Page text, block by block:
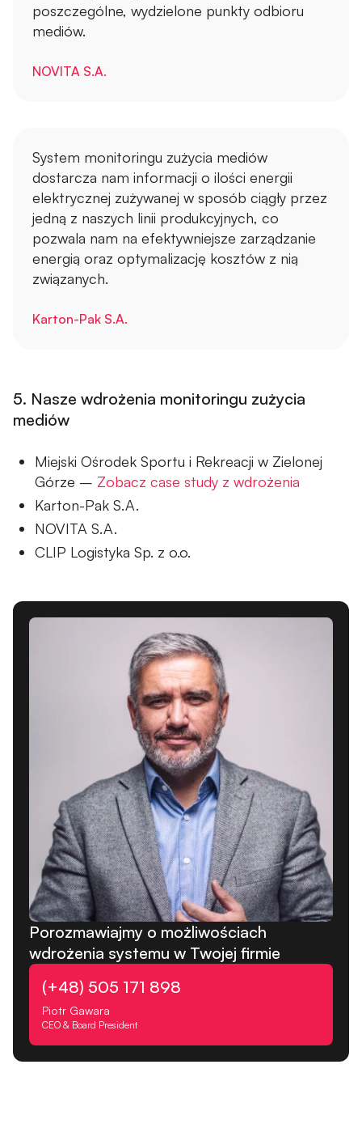
poszczególne, wydzielone punkty odbioru
mediów.
NOVITA S.A.
System monitoringu zużycia mediów
dostarcza nam informacji o ilości energii
elektrycznej zużywanej w sposób ciągły przez
jedną z naszych linii produkcyjnych, co
pozwala nam na efektywniejsze zarządzanie
energią oraz optymalizację kosztów z nią
związanych.
Karton-Pak S.A.
5. Nasze wdrożenia monitoringu zużycia
mediów
Miejski Ośrodek Sportu i Rekreacji w Zielonej
Górze – Zobacz case study z wdrożenia
Karton-Pak S.A.
NOVITA S.A.
CLIP Logistyka Sp. z o.o.
Porozmawiajmy o możliwościach
wdrożenia systemu w Twojej firmie
(+48) 505 171 898
Piotr Gawara
CEO & Board President